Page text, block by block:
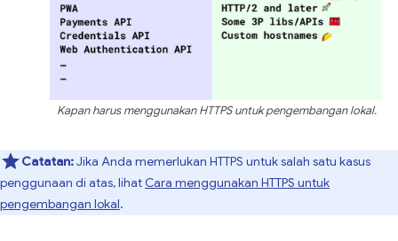
Kapan harus menggunakan HTTPS untuk pengembangan lokal.
Catatan:Jika Anda memerlukan HTTPS untuk salah satu kasus
penggunaan di atas, lihat Cara menggunakan HTTPS untuk
pengembangan lokal.